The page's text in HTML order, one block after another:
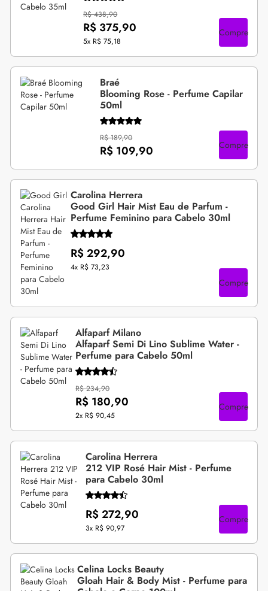
R$ 438,90
R$ 375,90
5x R$ 75,18
Compre
Braé
Blooming Rose - Perfume Capilar
50ml
R$ 189,90
R$ 109,90 Compre
Carolina Herrera
Good Girl Hair Mist Eau de Parfum -
Perfume Feminino para Cabelo 30ml
R$ 292,90
4x R$ 73,23
Compre
Alfaparf Milano
Alfaparf Semi Di Lino Sublime Water -
Perfume para Cabelo 50ml
R$ 234,90
R$ 180,90
2x R$ 90,45
Compre
Carolina Herrera
212 VIP Rosé Hair Mist - Perfume
para Cabelo 30ml
R$ 272,90
3x R$ 90,97
Compre
Celina Locks Beauty
Gloah Hair & Body Mist - Perfume para